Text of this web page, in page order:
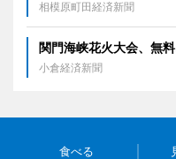
相模原町田経済新聞
関門海峡花火大会、無
小倉経済新聞
食べる